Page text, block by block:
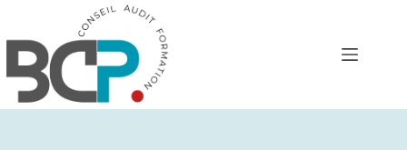
contenu